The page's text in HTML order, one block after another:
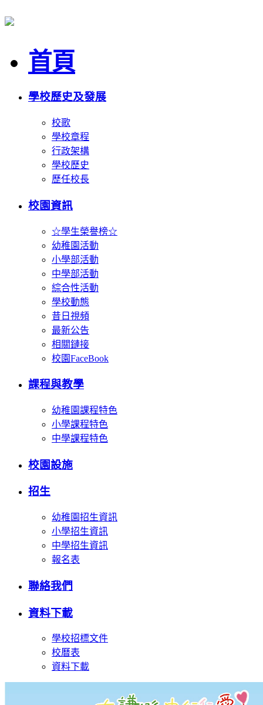
首頁
學校歷史及發展
校歌
學校章程
行政架構
學校歷史
歷任校長
校園資訊
☆學生榮譽榜☆
幼稚園活動
小學部活動
中學部活動
綜合性活動
學校動態
昔日視頻
最新公告
相關鏈接
校園FaceBook
課程與教學
幼稚園課程特色
小學課程特色
中學課程特色
校園設施
招生
幼稚園招生資訊
小學招生資訊
中學招生資訊
報名表
聯絡我們
資料下載
學校招標文件
校曆表
資料下載